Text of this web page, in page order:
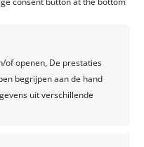
of openen, De prestaties
begrijpen aan de hand
uit verschillende